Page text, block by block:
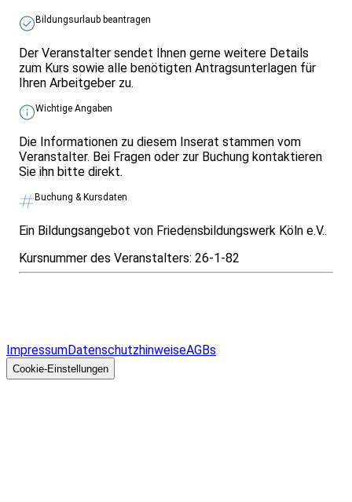
Bildungsurlaub beantragen
Der Veranstalter sendet Ihnen gerne weitere Details
zum Kurs sowie alle benötigten Antragsunterlagen für
Ihren Arbeitgeber zu.
Wichtige Angaben
Die Informationen zu diesem Inserat stammen vom
Veranstalter. Bei Fragen oder zur Buchung kontaktieren
Sie ihn bitte direkt.
Buchung & Kursdaten
Ein Bildungsangebot von Friedensbildungswerk Köln e.V..
Kursnummer des Veranstalters: 26-1-82
ImpressumDatenschutzhinweiseAGBs
Cookie-Einstellungen